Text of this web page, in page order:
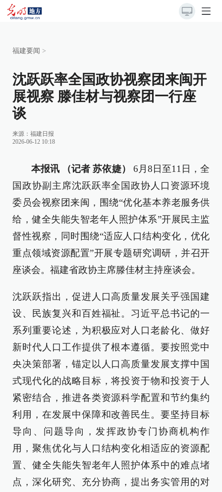
福建要闻 >
沈跃跃率全国政协视察团来闽开
展视察 滕佳材与视察团一行座
谈
来源： 福建日报
2026-06-12 10:18
本报讯 （记者 苏依婕）
6月8日至11日，全
国政协副主席沈跃跃率全国政协人口资源环境
委员会视察团来闽，围绕“优化基本养老服务供
给，健全失能失智老年人照护体系”开展民主监
督性视察，同时围绕“适应人口结构变化，优化
重点领域资源配置”开展专题研究调研，并召开
座谈会。福建省政协主席滕佳材主持座谈会。
沈跃跃指出，促进人口高质量发展关乎强国建
设、民族复兴和百姓福祉。习近平总书记的一
系列重要论述，为积极应对人口老龄化、做好
新时代人口工作提供了根本遵循。要按照党中
央决策部署，锚定以人口高质量发展支撑中国
式现代化的战略目标，将投资于物和投资于人
紧密结合，推进各类资源科学配置和节约集约
利用，在发展中保障和改善民生。要坚持目标
导向、问题导向，发挥政协专门协商机构作
用，聚焦优化与人口结构变化相适应的资源配
置、健全失能失智老年人照护体系中的难点堵
点，深化研究、充分协商，提出务实管用的对